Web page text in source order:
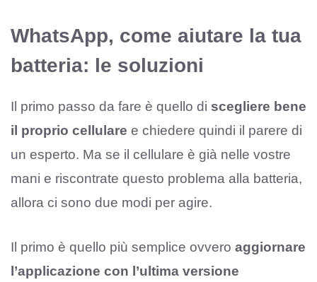
WhatsApp, come aiutare la tua
batteria: le soluzioni
Il primo passo da fare è quello di scegliere bene
il proprio cellulare e chiedere quindi il parere di
un esperto. Ma se il cellulare è già nelle vostre
mani e riscontrate questo problema alla batteria,
allora ci sono due modi per agire.
Il primo è quello più semplice ovvero aggiornare
l’applicazione con l’ultima versione